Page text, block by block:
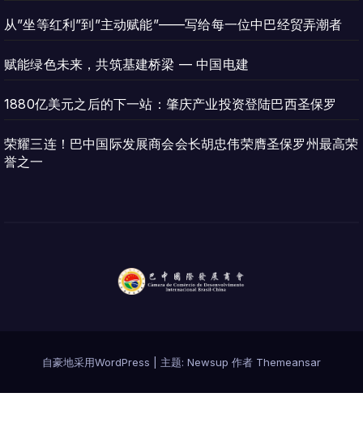
从”坐等红利”到”主动赋能”——写给每一位中巴经贸弄潮者
赋能绿色未来，共筑基建桥梁 — 中国电建
1880亿美元之后的下一站：肇庆产业投资登陆巴西圣保罗
荣耀三连！巴中国际发展商会会长胡忠伟荣膺圣保罗州最高荣
誉之一
自豪地采用WordPress 主题: Newsup 作者 Themeansar